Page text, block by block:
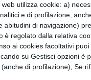
utilizza cookie: a)
e di profilazione,
abitudini di navigazione)
è regolato dalla relativa
ai cookies facoltativi
su Gestisci opzioni è
di profilazione); Se
si sconta nel
per i quali
generato
modelli
sarà meglio